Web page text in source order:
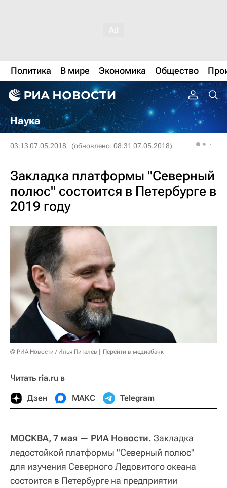
Политика В мире Экономика Общество
Наука
03:13 07.05.2018 (обновлено: 08:31 07.05.2018)
Закладка платформы "Северный
полюс" состоится в Петербурге в
2019 году
© РИА Новости / Илья Питалев Перейти в медиабанк
Читать ria.ru в
Дзен МАКС Telegram
МОСКВА, 7 мая — РИА Новости. Закладка
ледостойкой платформы "Северный полюс"
для изучения Северного Ледовитого океана
состоится в Петербурге на предприятии